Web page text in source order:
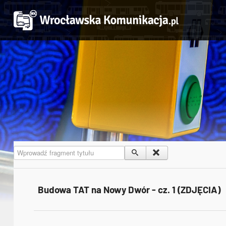
Wprowadź fragment tytułu
Budowa TAT na Nowy Dwór - cz. 1 (ZDJĘCIA)